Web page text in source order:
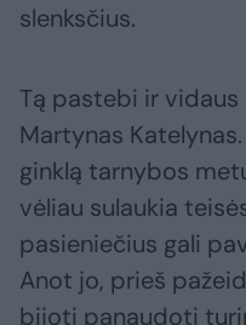
slenksčius.
Tą pastebi ir
Martynas
ginklą tarnybos
vėliau sulaukia
pasieniečius gali
Anot jo, prieš
bijoti panaudoti